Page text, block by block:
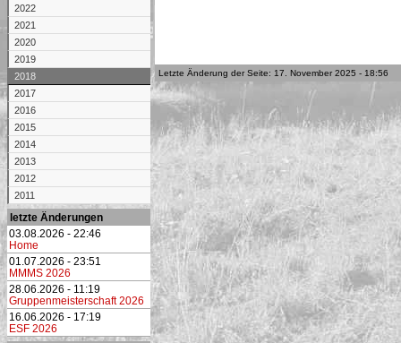
2022
2021
2020
2019
2018
2017
2016
2015
2014
2013
2012
2011
letzte Änderungen
03.08.2026 - 22:46
Home
01.07.2026 - 23:51
MMMS 2026
28.06.2026 - 11:19
Gruppenmeisterschaft 2026
16.06.2026 - 17:19
ESF 2026
Letzte Änderung der Seite: 17. November 2025 - 18:56